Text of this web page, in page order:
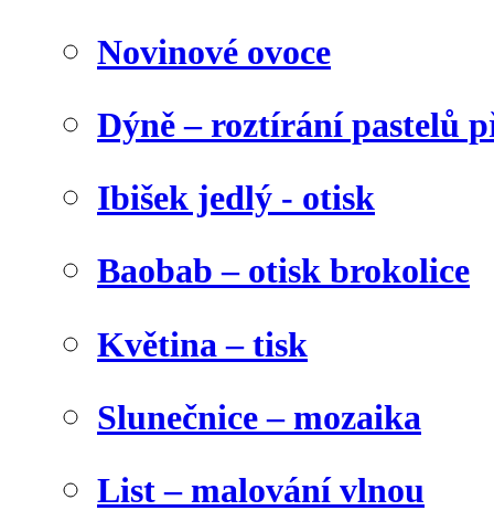
Novinové ovoce
Dýně – roztírání pastelů
Ibišek jedlý - otisk
Baobab – otisk brokolice
Květina – tisk
Slunečnice – mozaika
List – malování vlnou